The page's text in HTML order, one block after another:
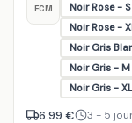
FCM
Noir Rose - S
Noir Rose -
Noir Gris
Noir Gris - M
Noir Gris - XL
6.99 € 3 - 5